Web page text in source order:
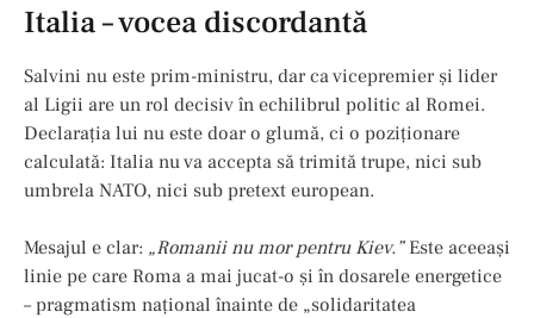
Italia – vocea discordantă
Salvini nu este prim-ministru, dar ca vicepremier și lider
al Ligii are un rol decisiv în echilibrul politic al Romei.
Declarația lui nu este doar o glumă, ci o poziționare
calculată: Italia nu va accepta să trimită trupe, nici sub
umbrela NATO, nici sub pretext european.
Mesajul e clar: „Romanii nu mor pentru Kiev.”Este aceeași
linie pe care Roma a mai jucat-o și în dosarele energetice
– pragmatism național înainte de „solidaritatea